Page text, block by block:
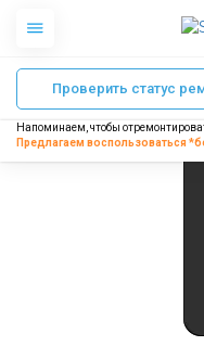
Apple
Гаджеты
Акустика
Проверить статус
Напоминаем, чтобы
Предлагаем воспользоваться
Главная Ремонт